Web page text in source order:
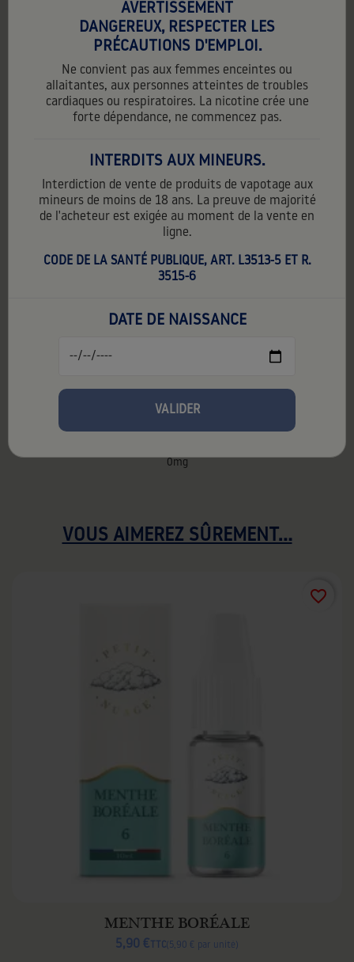
AVERTISSEMENT
DANGEREUX, RESPECTER LES
PRÉCAUTIONS D'EMPLOI.
Ne convient pas aux femmes enceintes ou
allaitantes, aux personnes atteintes de troubles
cardiaques ou respiratoires. La nicotine crée une
forte dépendance, ne commencez pas.
INTERDITS AUX MINEURS.
Interdiction de vente de produits de vapotage aux
mineurs de moins de 18 ans. La preuve de majorité
de l'acheteur est exigée au moment de la vente en
ligne.
CODE DE LA SANTÉ PUBLIQUE, ART. L3513-5 ET R.
3515-6
DATE DE NAISSANCE
VALIDER
14,90 €
Contenance: 50 ml
0mg
VOUS AIMEREZ SÛREMENT...
MENTHE BORÉALE
5,90 € TTC 5,90 € par unité
favorite_border